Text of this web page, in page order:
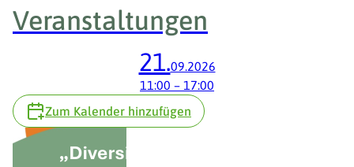
Veranstaltungen
21.09.2026
11:00 – 17:00
Zum Kalender hinzufügen